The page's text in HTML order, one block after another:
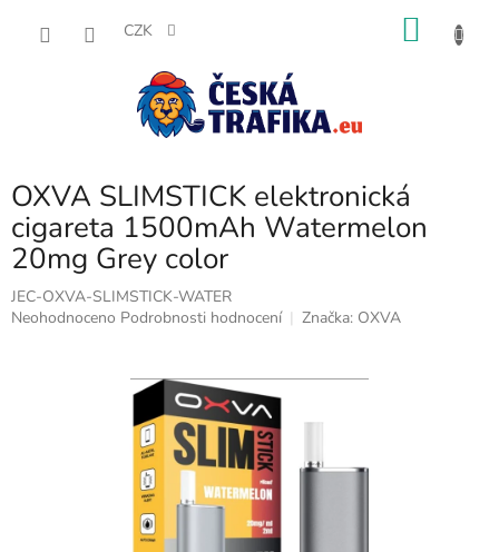
CZK
OXVA SLIMSTICK elektronická
cigareta 1500mAh Watermelon
20mg Grey color
JEC-OXVA-SLIMSTICK-WATER
Průměrné
Neohodnoceno Podrobnosti hodnocení Značka: OXVA